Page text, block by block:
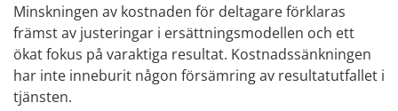
Minskningen av kostnaden för deltagare förklaras
främst av justeringar i ersättningsmodellen och ett
ökat fokus på varaktiga resultat. Kostnadssänkningen
har inte inneburit någon försämring av resultatutfallet i
tjänsten.